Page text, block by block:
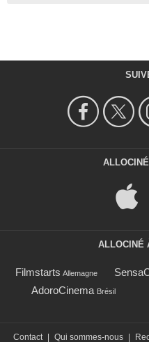
ALLOCINÉ
Filmstarts Allemagne
AdoroCinema Brésil
Contact Qui sommes-nous